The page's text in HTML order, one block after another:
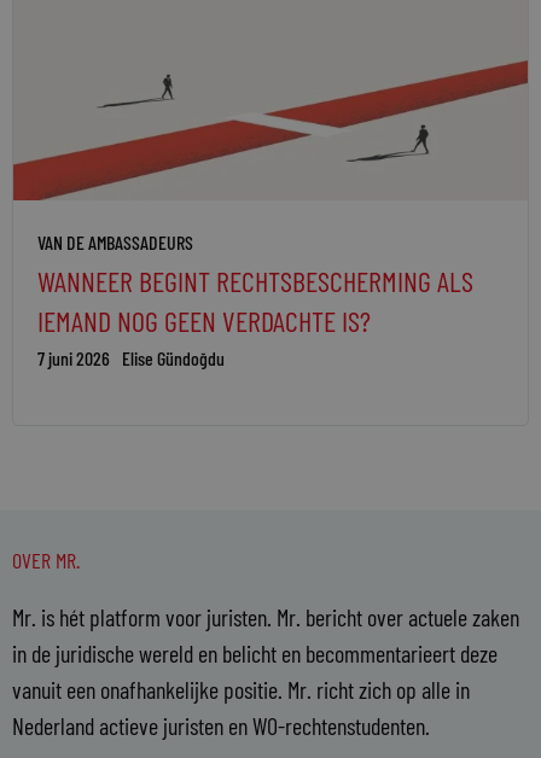
VAN DE AMBASSADEURS
WANNEER BEGINT RECHTSBESCHERMING ALS
IEMAND NOG GEEN VERDACHTE IS?
7 juni 2026 Elise Gündoğdu
OVER MR.
Mr. is hét platform voor juristen. Mr. bericht over actuele zaken
in de juridische wereld en belicht en becommentarieert deze
vanuit een onafhankelijke positie. Mr. richt zich op alle in
Nederland actieve juristen en WO-rechtenstudenten.